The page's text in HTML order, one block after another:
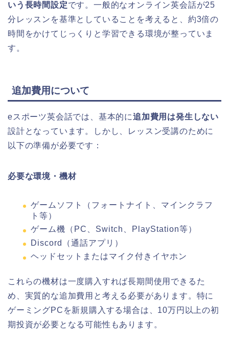
いう長時間設定です。一般的なオンライン英会話が25
分レッスンを基準としていることを考えると、約3倍の
時間をかけてじっくりと学習できる環境が整っていま
す。
追加費用について
eスポーツ英会話では、基本的に追加費用は発生しない
設計となっています。しかし、レッスン受講のために
以下の準備が必要です：
必要な環境・機材
ゲームソフト（フォートナイト、マインクラフ
ト等）
ゲーム機（PC、Switch、PlayStation等）
Discord（通話アプリ）
ヘッドセットまたはマイク付きイヤホン
これらの機材は一度購入すれば長期間使用できるた
め、実質的な追加費用と考える必要があります。特に
ゲーミングPCを新規購入する場合は、10万円以上の初
期投資が必要となる可能性もあります。